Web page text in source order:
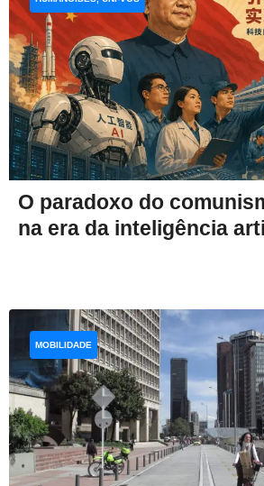
O paradoxo do
na era da inteligência
MOBILIDADE